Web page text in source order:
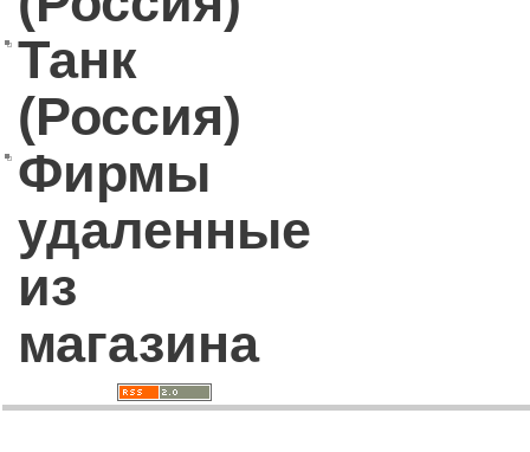
Танк
(Россия)
Фирмы
удаленные
из
магазина